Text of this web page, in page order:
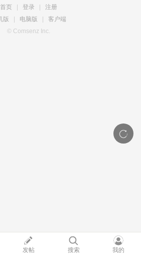
首页 登录
注册
版
电脑版
客户端
© Comsenz Inc.
发帖 搜索 我的